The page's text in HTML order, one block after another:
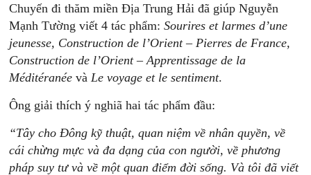
Chuyến đi thăm miền Địa Trung Hải đã giúp Nguyễn
Mạnh Tường viết 4 tác phẩm:Sourires et larmes d’une
jeunesse, Construction de l’Orient – Pierres de France,
Construction de l’Orient – Apprentissage de la
Méditéranée và Le voyage et le sentiment.
Ông giải thích ý nghiã hai tác phẩm đầu:
“Tây cho Đông kỹ thuật, quan niệm về nhân quyền, về
cái chừng mực và đa dạng của con người, về phương
pháp suy tư và về một quan điểm đời sống. Và tôi đã viết